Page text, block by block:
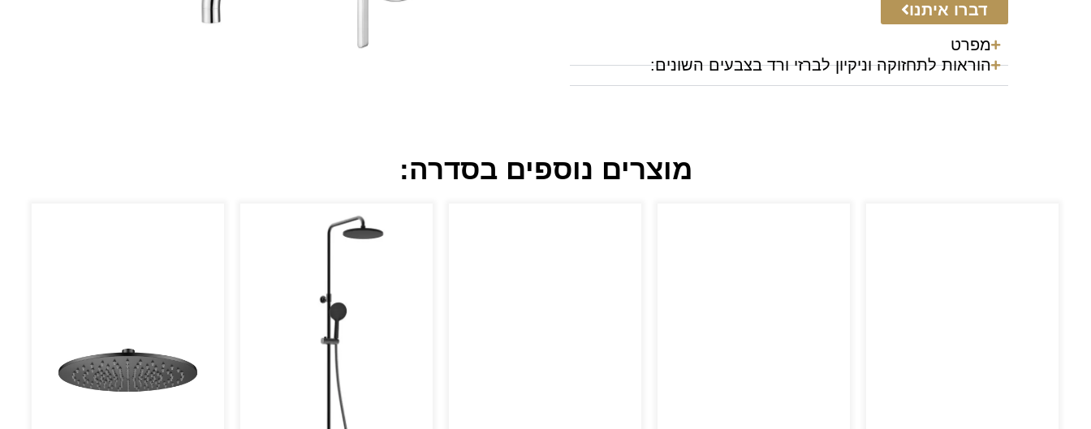
דברו איתנו
מפרט
הוראות לתחזוקה וניקיון לברזי ורד בצבעים השונים:
מוצרים נוספים בסדרה: